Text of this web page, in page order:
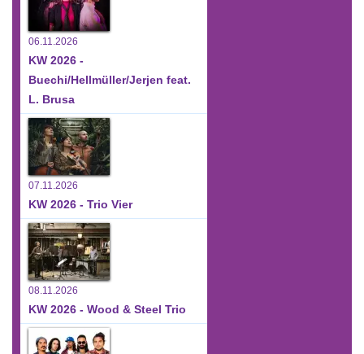
06.11.2026
KW 2026 -
Buechi/Hellmüller/Jerjen feat.
L. Brusa
07.11.2026
KW 2026 - Trio Vier
08.11.2026
KW 2026 - Wood & Steel Trio